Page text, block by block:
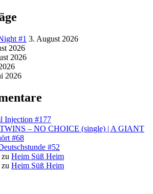
#1 3. August 2026
2026
2026
2026
Injection #177
– NO CHOICE (single) | A GIANT
#68
#52
zu Heim Süß Heim
zu Heim Süß Heim